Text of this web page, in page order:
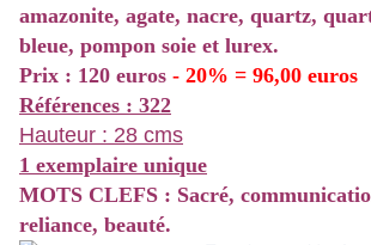
amazonite, agate, nacre, quartz,
bleue, pompon soie et lurex.
Prix : 120 euros - 20% = 96,00 euros
Références : 322
Hauteur : 28 cms
1 exemplaire unique
MOTS CLEFS : Sacré,
reliance, beauté.